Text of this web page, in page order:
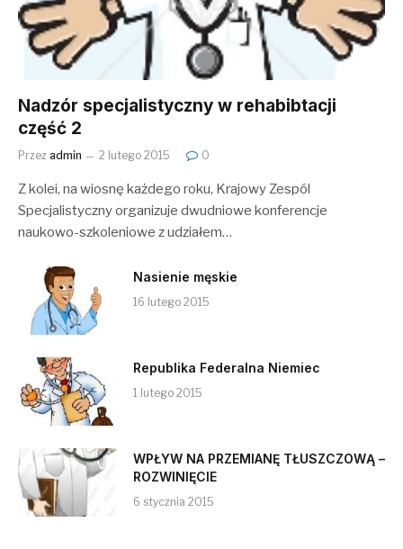
Nadzór specjalistyczny w rehabibtacji
część 2
Przez admin 2 lutego 2015 0
Z kolei, na wiosnę każdego roku, Krajowy Zespól
Specjalistyczny organizuje dwudniowe konferencje
naukowo-szkoleniowe z udziałem…
Nasienie męskie
16 lutego 2015
Republika Federalna Niemiec
1 lutego 2015
WPŁYW NA PRZEMIANĘ TŁUSZCZOWĄ –
ROZWINIĘCIE
6 stycznia 2015